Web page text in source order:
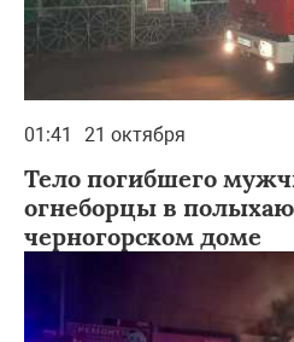
01:41 21 октября
Тело погибшего
огнеборцы в
черногорском доме